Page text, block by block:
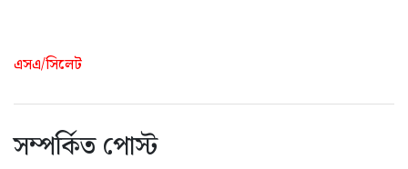
এসএ/সিলেট
সম্পর্কিত পোস্ট